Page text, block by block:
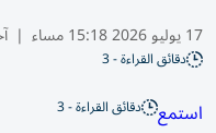
17 يوليو 2026 15:18 مساء |
دقائق القراءة - 3
استمع دقائق القراءة - 3